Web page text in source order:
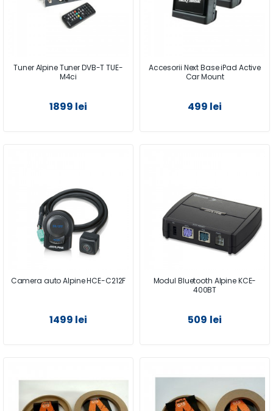
Tuner Alpine Tuner DVB-T TUE-
M4ci
1899 lei
Accesorii Next Base iPad Active
Car Mount
499 lei
Camera auto Alpine HCE-C212F
1499 lei
Modul Bluetooth Alpine KCE-
400BT
509 lei